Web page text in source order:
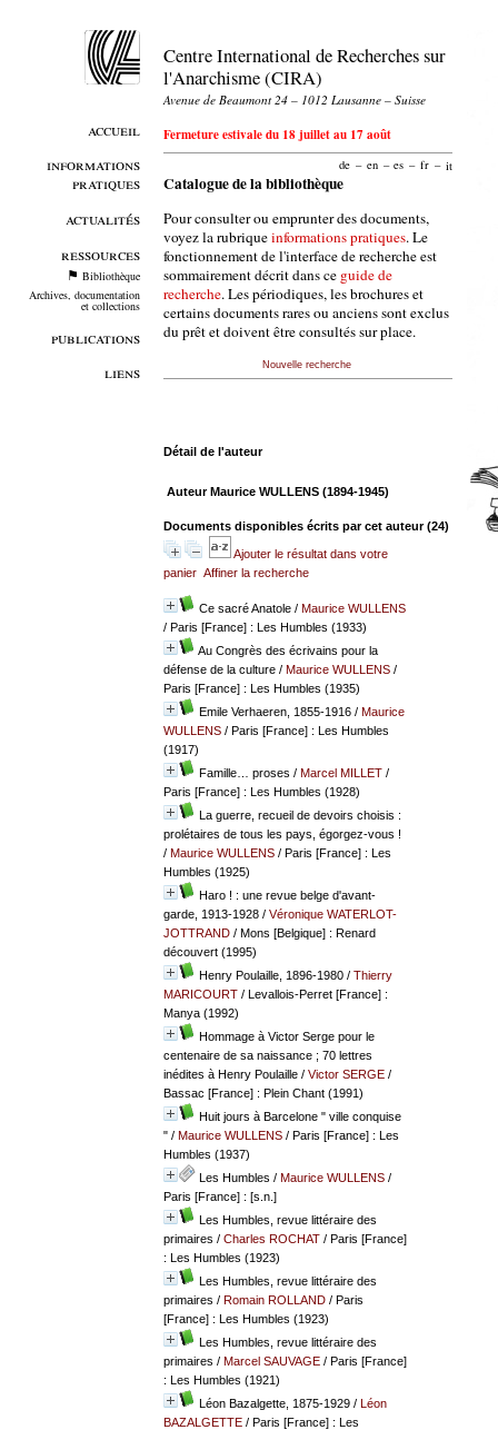
accueil
informations
pratiques
actualités
ressources
Bibliothèque
Archives, documentation
et collections
publications
liens
Centre International de Recherches sur
l'Anarchisme (CIRA)
Avenue de Beaumont 24 – 1012 Lausanne – Suisse
Fermeture estivale du 18 juillet au 17 août
de – en – es – fr – it
Catalogue de la bibliothèque
Pour consulter ou emprunter des documents,
voyez la rubriqueinformations pratiques. Le
fonctionnement de l'interface de recherche est
sommairement décrit dans ce guide de
recherche. Les périodiques, les brochures et
certains documents rares ou anciens sont exclus
du prêt et doivent être consultés sur place.
Nouvelle recherche
Détail de l'auteur
Auteur Maurice WULLENS (1894-1945)
Documents disponibles écrits par cet auteur (24)
Ajouter le résultat dans votre
panier Affiner la recherche
Ce sacré Anatole/ Maurice WULLENS
/ Paris [France] : Les Humbles (1933)
Au Congrès des écrivains pour la
défense de la culture/ Maurice WULLENS/
Paris [France] : Les Humbles (1935)
Emile Verhaeren, 1855-1916/ Maurice
WULLENS/ Paris [France] : Les Humbles
(1917)
Famille… proses / Marcel MILLET/
Paris [France] : Les Humbles (1928)
La guerre, recueil de devoirs choisis :
prolétaires de tous les pays, égorgez-vous !
/ Maurice WULLENS/ Paris [France] : Les
Humbles (1925)
Haro ! : une revue belge d'avant-
garde, 1913-1928/ Véronique WATERLOT-
JOTTRAND/ Mons [Belgique] : Renard
découvert (1995)
Henry Poulaille, 1896-1980/ Thierry
MARICOURT/ Levallois-Perret [France] :
Manya (1992)
Hommage à Victor Serge pour le
centenaire de sa naissance ; 70 lettres
inédites à Henry Poulaille/ Victor SERGE/
Bassac [France] : Plein Chant (1991)
Huit jours à Barcelone " ville conquise
"/ Maurice WULLENS/ Paris [France] : Les
Humbles (1937)
Les Humbles / Maurice WULLENS/
Paris [France] : [s.n.]
Les Humbles, revue littéraire des
primaires / Charles ROCHAT/ Paris [France]
: Les Humbles (1923)
Les Humbles, revue littéraire des
primaires / Romain ROLLAND/ Paris
[France] : Les Humbles (1923)
Les Humbles, revue littéraire des
primaires / Marcel SAUVAGE/ Paris [France]
: Les Humbles (1921)
Léon Bazalgette, 1875-1929/ Léon
BAZALGETTE/ Paris [France] : Les